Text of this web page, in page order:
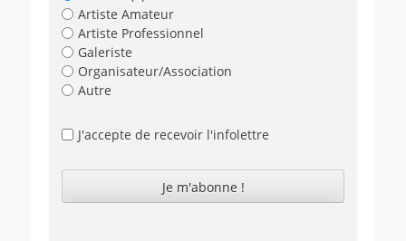
Artiste Amateur
Artiste Professionnel
Galeriste
Organisateur/Association
Autre
J'accepte de recevoir l'infolettre